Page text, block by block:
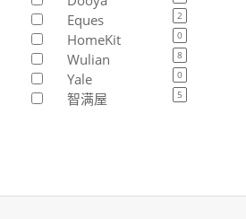
Eques 2
HomeKit 0
Wulian 8
Yale 0
智满屋 5